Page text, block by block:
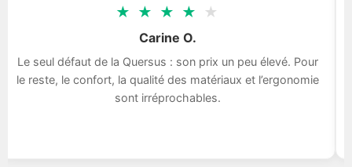
★ ★ ★ ★ ★
Carine O.
Le seul défaut de la Quersus : son prix un peu élevé. Pour
le reste, le confort, la qualité des matériaux et l’ergonomie
sont irréprochables.